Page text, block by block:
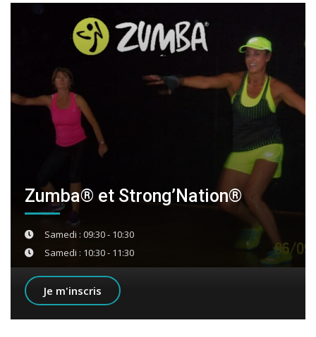
Zumba® et Strong’Nation®
Samedi : 09:30 - 10:30
Samedi : 10:30 - 11:30
Je m'inscris